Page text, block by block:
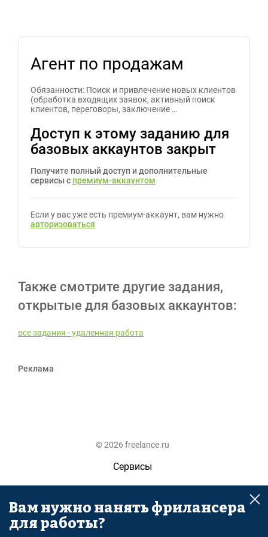
Агент по продажам
Обязанности: Поиск и привлечение новых клиентов
(обработка входящих заявок, активный поиск
клиентов, переговоры, заключение …
Доступ к этому заданию для
базовых аккаунтов закрыт
Получите полный доступ и дополнительные
сервисы с премиум-аккаунтом
Если у вас уже есть премиум-аккаунт, вам нужно
авторизоваться
Также смотрите другие задания,
открытые для базовых аккаунтов:
все задания - удаленная работа
Реклама
© 2026 freelance.ru
Сервисы
Помощь
Поиск
Вам нужно нанять фрилансера
для работы?